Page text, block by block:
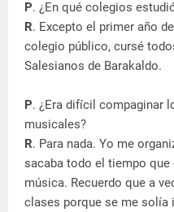
P. ¿En qué colegios
R. Excepto el primer año
colegio público, cursé
Salesianos de Barakaldo.
P. ¿Era difícil compaginar
musicales?
R. Para nada. Yo me
sacaba todo el tiempo
música. Recuerdo que a
clases porque se me solía